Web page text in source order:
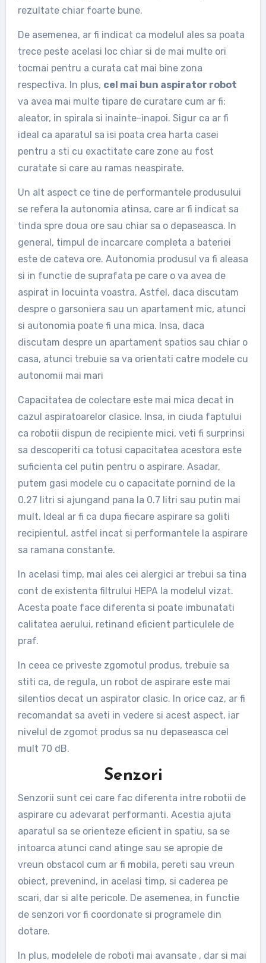
rezultate chiar foarte bune.
De asemenea, ar fi indicat ca modelul ales sa poata
trece peste acelasi loc chiar si de mai multe ori
tocmai pentru a curata cat mai bine zona
respectiva. In plus, cel mai bun aspirator robot
va avea mai multe tipare de curatare cum ar fi:
aleator, in spirala si inainte-inapoi. Sigur ca ar fi
ideal ca aparatul sa isi poata crea harta casei
pentru a sti cu exactitate care zone au fost
curatate si care au ramas neaspirate.
Un alt aspect ce tine de performantele produsului
se refera la autonomia atinsa, care ar fi indicat sa
tinda spre doua ore sau chiar sa o depaseasca. In
general, timpul de incarcare completa a bateriei
este de cateva ore. Autonomia produsul va fi aleasa
si in functie de suprafata pe care o va avea de
aspirat in locuinta voastra. Astfel, daca discutam
despre o garsoniera sau un apartament mic, atunci
si autonomia poate fi una mica. Insa, daca
discutam despre un apartament spatios sau chiar o
casa, atunci trebuie sa va orientati catre modele cu
autonomii mai mari
Capacitatea de colectare este mai mica decat in
cazul aspiratoarelor clasice. Insa, in ciuda faptului
ca robotii dispun de recipiente mici, veti fi surprinsi
sa descoperiti ca totusi capacitatea acestora este
suficienta cel putin pentru o aspirare. Asadar,
putem gasi modele cu o capacitate pornind de la
0.27 litri si ajungand pana la 0.7 litri sau putin mai
mult. Ideal ar fi ca dupa fiecare aspirare sa goliti
recipientul, astfel incat si performantele la aspirare
sa ramana constante.
In acelasi timp, mai ales cei alergici ar trebui sa tina
cont de existenta filtrului HEPA la modelul vizat.
Acesta poate face diferenta si poate imbunatati
calitatea aerului, retinand eficient particulele de
praf.
In ceea ce priveste zgomotul produs, trebuie sa
stiti ca, de regula, un robot de aspirare este mai
silentios decat un aspirator clasic. In orice caz, ar fi
recomandat sa aveti in vedere si acest aspect, iar
nivelul de zgomot produs sa nu depaseasca cel
mult 70 dB.
Senzori
Senzorii sunt cei care fac diferenta intre robotii de
aspirare cu adevarat performanti. Acestia ajuta
aparatul sa se orienteze eficient in spatiu, sa se
intoarca atunci cand atinge sau se apropie de
vreun obstacol cum ar fi mobila, pereti sau vreun
obiect, prevenind, in acelasi timp, si caderea pe
scari, dar si alte pericole. De asemenea, in functie
de senzori vor fi coordonate si programele din
dotare.
In plus, modelele de roboti mai avansate , dar si mai